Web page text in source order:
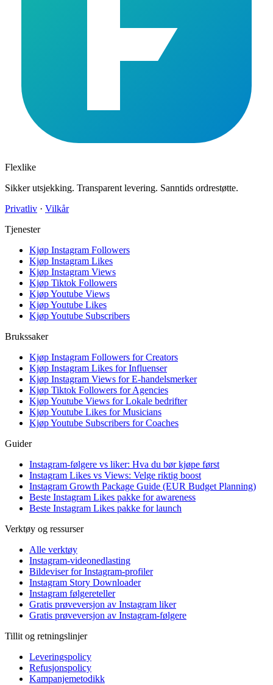
Flexlike
Sikker utsjekking. Transparent levering. Sanntids ordrestøtte.
Privatliv · Vilkår
Tjenester
Kjøp Instagram Followers
Kjøp Instagram Likes
Kjøp Instagram Views
Kjøp Tiktok Followers
Kjøp Youtube Views
Kjøp Youtube Likes
Kjøp Youtube Subscribers
Brukssaker
Kjøp Instagram Followers for Creators
Kjøp Instagram Likes for Influenser
Kjøp Instagram Views for E-handelsmerker
Kjøp Tiktok Followers for Agencies
Kjøp Youtube Views for Lokale bedrifter
Kjøp Youtube Likes for Musicians
Kjøp Youtube Subscribers for Coaches
Guider
Instagram-følgere vs liker: Hva du bør kjøpe først
Instagram Likes vs Views: Velge riktig boost
Instagram Growth Package Guide (EUR Budget Planning)
Beste Instagram Likes pakke for awareness
Beste Instagram Likes pakke for launch
Verktøy og ressurser
Alle verktøy
Instagram-videonedlasting
Bildeviser for Instagram-profiler
Instagram Story Downloader
Instagram følgereteller
Gratis prøveversjon av Instagram liker
Gratis prøveversjon av Instagram-følgere
Tillit og retningslinjer
Leveringspolicy
Refusjonspolicy
Kampanjemetodikk